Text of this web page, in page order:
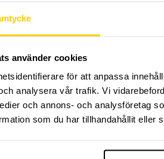
använder cookies
för att anpassa
analysera vår trafik. Vi
och annons- och analysföretag
som du har tillhandahållit eller
FÖLJ OSS